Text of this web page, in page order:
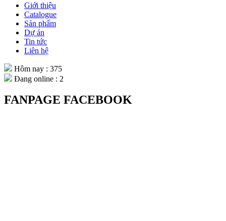
Giới thiệu
Catalogue
Sản phẩm
Dự án
Tin tức
Liên hệ
Hôm nay : 375
Đang online : 2
FANPAGE FACEBOOK